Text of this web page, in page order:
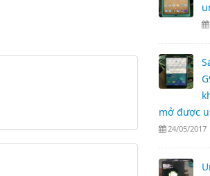
mở được
24/05/2017